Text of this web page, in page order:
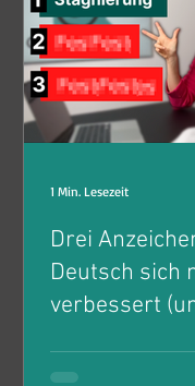
Drei
Deutsch sich
verbessert
Falls du diese 3
identifizieren
1 Min. Lesezeit